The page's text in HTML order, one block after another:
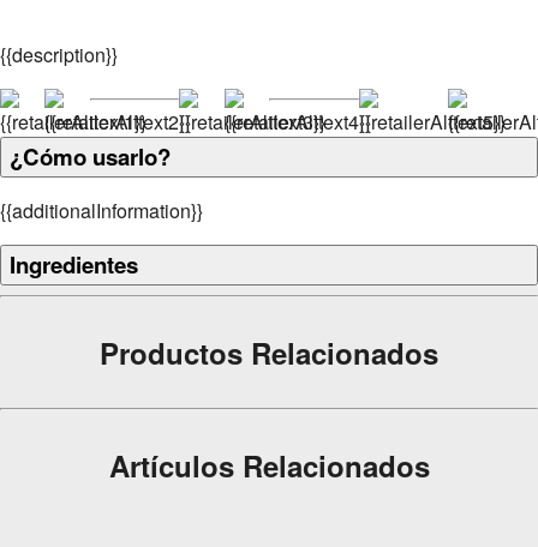
{{description}}
¿Cómo usarlo?
{{additionalInformation}}
Ingredientes
Productos Relacionados
Artículos Relacionados